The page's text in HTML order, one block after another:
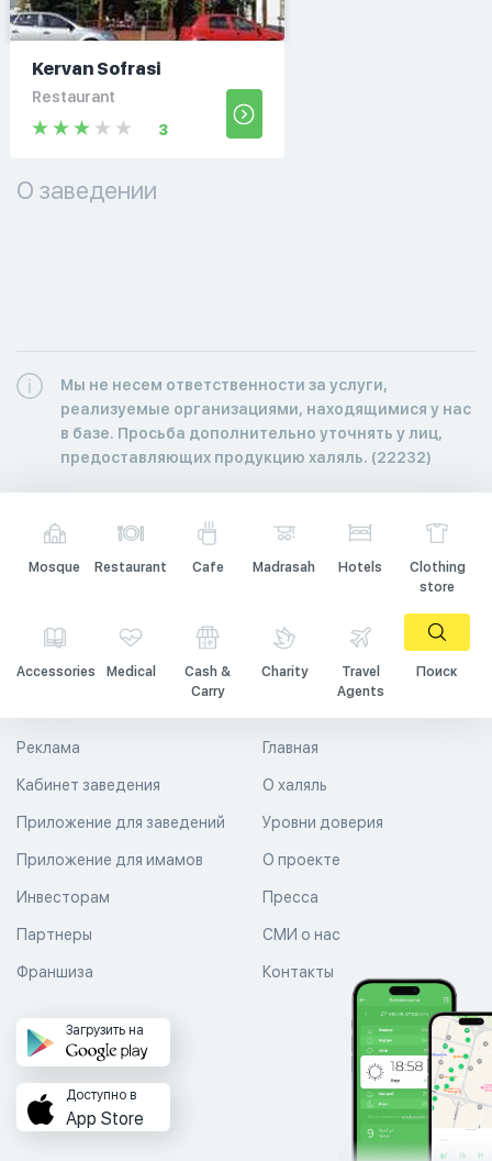
Kervan Sofrasi
Restaurant
3
О заведении
Мы не несем ответственности за услуги,
реализуемые организациями, находящимися у нас
в базе. Просьба дополнительно уточнять у лиц,
предоставляющих продукцию халяль. (22232)
Mosque Restaurant Cafe Madrasah Hotels
Clothing
store
Accessories Medical
Cash &
Carry
Charity
Travel
Agents
Поиск
Главная
О халяль
Уровни доверия
Реклама
Кабинет заведения
Приложение для заведений
Приложение для имамов О проекте
Пресса
СМИ о нас
Контакты
Инвесторам
Партнеры
Франшиза
Загрузить на
Доступно в
App Store